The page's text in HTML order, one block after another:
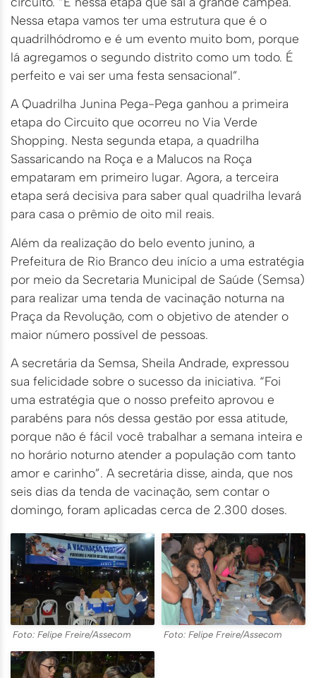
Nessa etapa vamos ter uma estrutura que é o
quadrilhódromo e é um evento muito bom, porque
lá agregamos o segundo distrito como um todo. É
perfeito e vai ser uma festa sensacional”.
A Quadrilha Junina Pega-Pega ganhou a primeira
etapa do Circuito que ocorreu no Via Verde
Shopping. Nesta segunda etapa, a quadrilha
Sassaricando na Roça e a Malucos na Roça
empataram em primeiro lugar. Agora, a terceira
etapa será decisiva para saber qual quadrilha levará
para casa o prêmio de oito mil reais.
Além da realização do belo evento junino, a
Prefeitura de Rio Branco deu início a uma estratégia
por meio da Secretaria Municipal de Saúde (Semsa)
para realizar uma tenda de vacinação noturna na
Praça da Revolução, com o objetivo de atender o
maior número possível de pessoas.
A secretária da Semsa, Sheila Andrade, expressou
sua felicidade sobre o sucesso da iniciativa. “Foi
uma estratégia que o nosso prefeito aprovou e
parabéns para nós dessa gestão por essa atitude,
porque não é fácil você trabalhar a semana inteira e
no horário noturno atender a população com tanto
amor e carinho”. A secretária disse, ainda, que nos
seis dias da tenda de vacinação, sem contar o
domingo, foram aplicadas cerca de 2.300 doses.
Foto: Felipe Freire/Assecom Foto: Felipe Freire/Assecom